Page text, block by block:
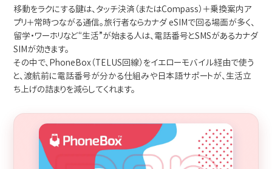
移動をラクにする鍵は、タッチ決済（またはCompass）＋乗換案内ア
プリ＋常時つながる通信。旅行者ならカナダ eSIMで回る場面が多く、
留学・ワーホリなど“生活”が始まる人は、電話番号とSMSがあるカナダ
SIMが効きます。
その中で、PhoneBox（TELUS回線）をイエローモバイル経由で使う
と、渡航前に電話番号が分かる仕組みや日本語サポートが、生活立
ち上げの詰まりを減らしてくれます。